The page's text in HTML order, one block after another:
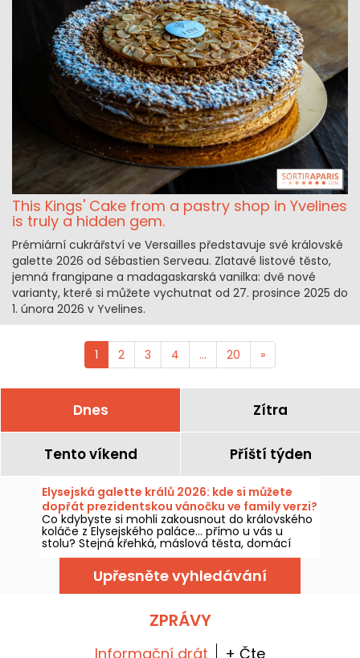
This Kings' Cake from a pastry shop in Yvelines
is truly a hidden gem.
Prémiární cukrářství ve Versailles představuje své královské
galette 2026 od Sébastien Serveau. Zlatavé listové těsto,
jemná frangipane a madagaskarská vanilka: dvě nové
varianty, které si můžete vychutnat od 27. prosince 2025 do
1. února 2026 v Yvelines.
1 2 3 4 ... 20 »
Dnes Zítra
Tento víkend Příští týden
Elysejská galette králů 2026: kde si můžete
dopřát prezidentskou vánočku ve family verzi?
- fotografie
Co kdybyste si mohli zakousnout do královského
koláče z Elysejského paláce… přímo u vás u
stolu? Stejná křehká, máslová těsta, domácí
frangipane a tentokrát i s oranžovou figurkou,
aby se každý na chvíli stal králem nebo
královnou, jen při malé porci. Tento tradiční
zákusek je k dostání v rodinné pekárně v 15.
paláci, ale přizpůsobený tak, aby potěšil i vaše
Upřesněte vyhledávání
ZPRÁVY
Informační drát + Čte